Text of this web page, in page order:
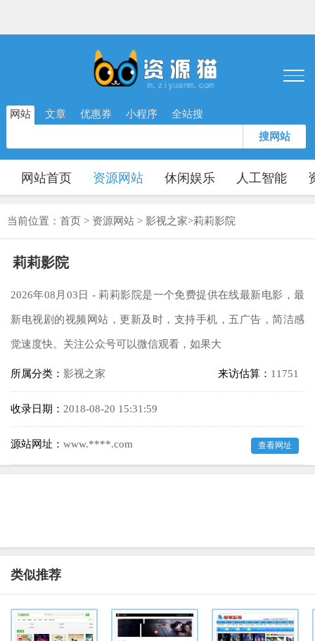
网站 文章 优惠券 小程序 全站搜
搜网站
网站首页 资源网站 休闲娱乐 人工智能
当前位置： 首页 > 资源网站 > 影视之家>莉莉影院
莉莉影院
2026年08月03日 - 莉莉影院是一个免费提供在线最新电影，最
新电视剧的视频网站，更新及时，支持手机，五广告，简洁感
觉速度快。关注公众号可以微信观看，如果大
所属分类： 影视之家 来访估算： 11751
收录日期： 2018-08-20 15:31:59
源站网址： www.****.com 查看网址
类似推荐